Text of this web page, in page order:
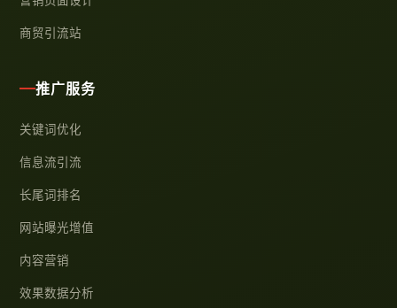
商贸引流站
推广服务
关键词优化
信息流引流
长尾词排名
网站曝光增值
内容营销
效果数据分析